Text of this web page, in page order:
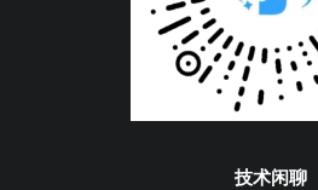
技术闲聊